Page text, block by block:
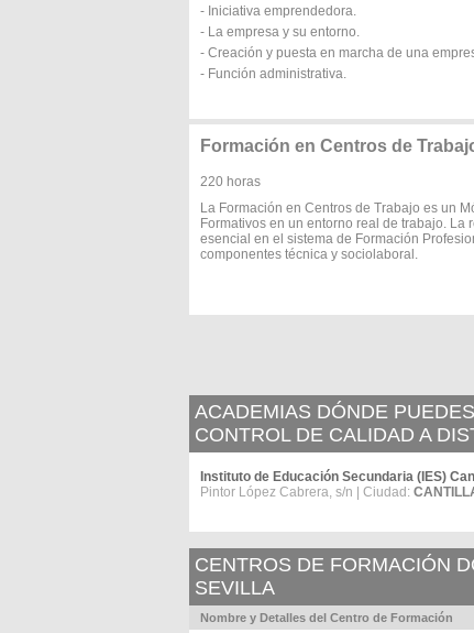
- Iniciativa emprendedora.
- La empresa y su entorno.
- Creación y puesta en marcha de una
- Función administrativa.
Formación en Centros de
220 horas
La Formación en Centros de Trabajo es un
Formativos en un entorno real de trabajo.
esencial en el sistema de Formación
componentes técnica y sociolaboral.
ACADEMIAS DÓNDE
CONTROL DE CALIDAD A
Instituto de Educación Secundaria (IES)
Pintor López Cabrera, s/n | Ciudad:
CENTROS DE FORMACIÓN
SEVILLA
Nombre y Detalles del Centro de Formación